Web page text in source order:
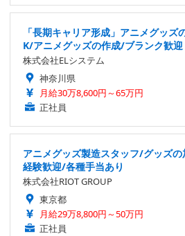
「長期キャリア形成」アニメグッ
K/アニメグッズの作成/ブランク歓迎
株式会社ELシステム
神奈川県
月給30万8,600円～65万円
正社員
アニメグッズ製造スタッフ/グッズ
経験歓迎/各種手当あり
株式会社RIOT GROUP
東京都
月給29万8,800円～50万円
正社員